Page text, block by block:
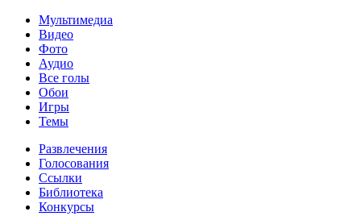
Мультимедиа
Видео
Фото
Аудио
Все голы
Обои
Игры
Темы
Развлечения
Голосования
Ссылки
Библиотека
Конкурсы